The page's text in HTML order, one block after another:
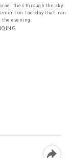
on Tuesday that Iran
the evening.